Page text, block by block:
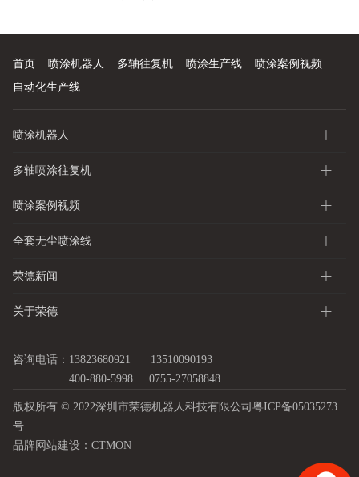
首页 喷涂机器人 多轴往复机 喷涂生产线
喷涂案例视频
自动化生产线
喷涂机器人
多轴喷涂往复机
喷涂案例视频
全套无尘喷涂线
荣德新闻
关于荣德
咨询电话：13823680921
13510090193
400-880-5998
0755-27058848
版权所有 © 2022深圳市荣德机器人科技有限公司 粤ICP备05035273
号
品牌网站建设： CTMON